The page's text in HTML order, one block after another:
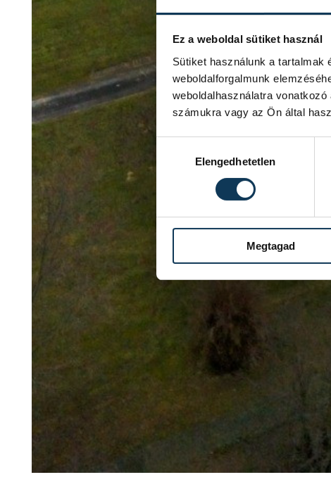
Ez a weboldal sütiket használ
Sütiket használunk a
weboldalforgalmunk
weboldalhasználatra
számukra vagy az Ön által
Elengedhetetlen
Megtagad